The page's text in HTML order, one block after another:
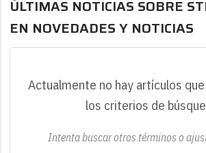
ÚLTIMAS NOTICIAS SOBRE
EN NOVEDADES Y NOTICIAS
Actualmente no hay artículos
los criterios de
Intenta buscar otros términos o